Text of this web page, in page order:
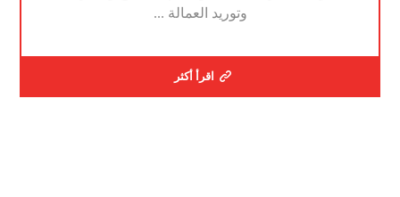
وتوريد العمالة ...
اقرأ أكثر